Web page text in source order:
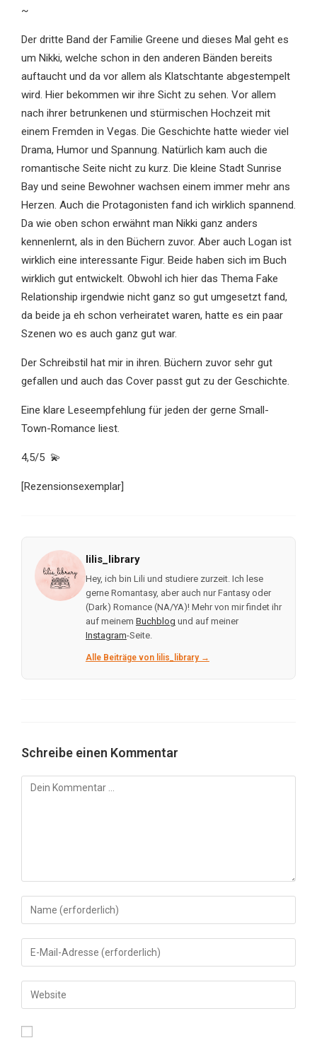
~
Der dritte Band der Familie Greene und dieses Mal geht es
um Nikki, welche schon in den anderen Bänden bereits
auftaucht und da vor allem als Klatschtante abgestempelt
wird. Hier bekommen wir ihre Sicht zu sehen. Vor allem
nach ihrer betrunkenen und stürmischen Hochzeit mit
einem Fremden in Vegas. Die Geschichte hatte wieder viel
Drama, Humor und Spannung. Natürlich kam auch die
romantische Seite nicht zu kurz. Die kleine Stadt Sunrise
Bay und seine Bewohner wachsen einem immer mehr ans
Herzen. Auch die Protagonisten fand ich wirklich spannend.
Da wie oben schon erwähnt man Nikki ganz anders
kennenlernt, als in den Büchern zuvor. Aber auch Logan ist
wirklich eine interessante Figur. Beide haben sich im Buch
wirklich gut entwickelt. Obwohl ich hier das Thema Fake
Relationship irgendwie nicht ganz so gut umgesetzt fand,
da beide ja eh schon verheiratet waren, hatte es ein paar
Szenen wo es auch ganz gut war.
Der Schreibstil hat mir in ihren. Büchern zuvor sehr gut
gefallen und auch das Cover passt gut zu der Geschichte.
Eine klare Leseempfehlung für jeden der gerne Small-
Town-Romance liest.
4,5/5 💫
[Rezensionsexemplar]
lilis_library
Hey, ich bin Lili und studiere zurzeit. Ich lese
gerne Romantasy, aber auch nur Fantasy oder
(Dark) Romance (NA/YA)! Mehr von mir findet ihr
auf meinem Buchblog und auf meiner
Instagram-Seite.
Alle Beiträge von lilis_library →
Schreibe einen Kommentar
Kommentar
Gib
deinen
Namen
oder
zum
Kommentieren
ein
Gib
deine
E-
Mail-
zum
Gib
deine
Website-